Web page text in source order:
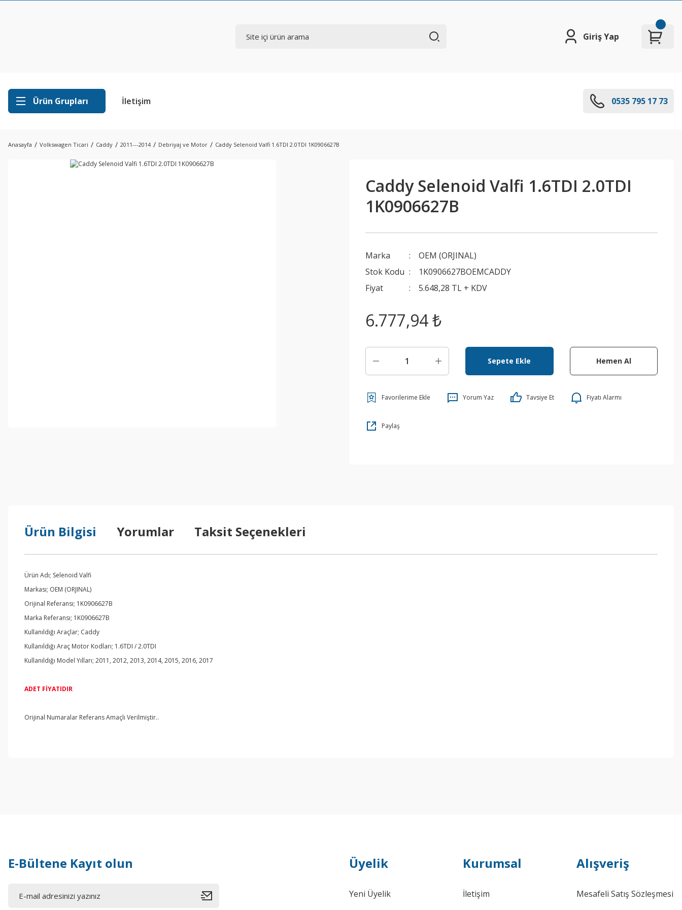
Giriş Yap
Ürün Grupları İletişim 0535 795 17 73
Anasayfa Volkswagen Ticari Caddy 2011---2014 Debriyaj ve Motor Caddy Selenoid Valfi 1.6TDI 2.0TDI 1K0906627B
Caddy Selenoid Valfi 1.6TDI 2.0TDI
1K0906627B
Marka
OEM (ORJINAL)
Stok Kodu
1K0906627BOEMCADDY
Fiyat
5.648,28 TL + KDV
6.777,94 ₺
Sepete Ekle Hemen Al
Yorum Yaz Tavsiye Et Fiyatı Alarmı
Paylaş
Ürün Bilgisi Yorumlar Taksit Seçenekleri
Ürün Adı; Selenoid Valfi
Markası; OEM (ORJINAL)
Orijinal Referansı; 1K0906627B
Marka Referansı; 1K0906627B
Kullanıldığı Araçlar; Caddy
Kullanıldığı Araç Motor Kodları; 1.6TDI / 2.0TDI
Kullanıldığı Model Yılları; 2011, 2012, 2013, 2014, 2015, 2016, 2017
ADET FİYATIDIR
Orijinal Numaralar Referans Amaçlı Verilmiştir..
E-Bültene Kayıt olun Üyelik
Yeni Üyelik
Kurumsal
İletişim
Alışveriş
Mesafeli Satış Sözleşmesi